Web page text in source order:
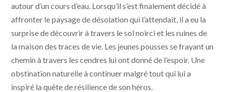
autour d’un cours d’eau. Lorsqu’il s’est finalement décidé à
affronter le paysage de désolation qui l’attendait, il a eu la
surprise de découvrir à travers le sol noirci et les ruines de
la maison des traces de vie. Les jeunes pousses se frayant un
chemin à travers les cendres lui ont donné de l’espoir. Une
obstination naturelle à continuer malgré tout qui lui a
inspiré la quête de résilience de son héros.